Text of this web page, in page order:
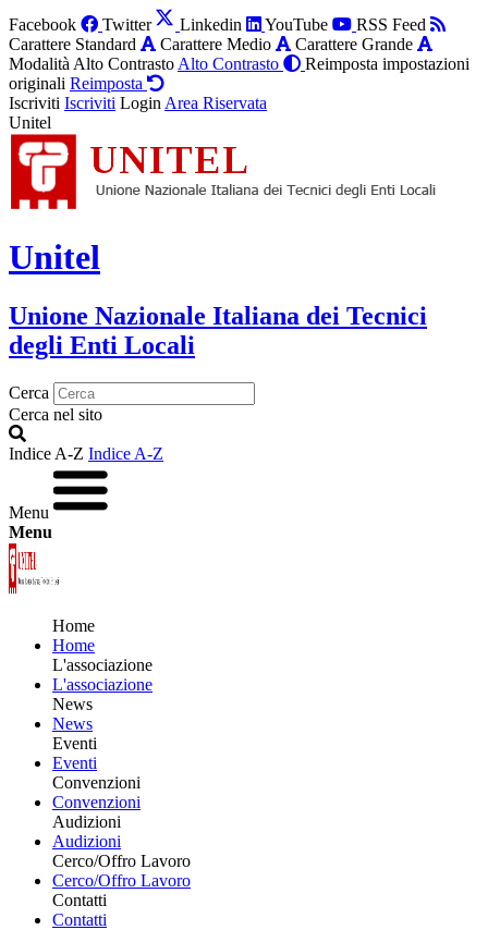
Facebook Twitter Linkedin YouTube
RSS Feed
Carattere Standard
Carattere Medio
Carattere Grande
Modalità Alto Contrasto Alto Contrasto
Reimposta impostazioni
originali Reimposta
Iscriviti Iscriviti Login Area Riservata
Unitel
Unitel
Unione Nazionale Italiana dei Tecnici
degli Enti Locali
Cerca
Cerca nel sito
Indice A-Z Indice A-Z
Menu
Menu
Home
Home
L'associazione
L'associazione
News
News
Eventi
Eventi
Convenzioni
Convenzioni
Audizioni
Audizioni
Cerco/Offro Lavoro
Cerco/Offro Lavoro
Contatti
Contatti